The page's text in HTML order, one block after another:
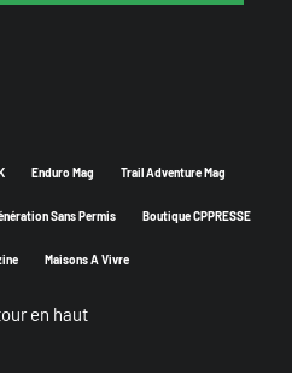
Enduro Mag Trail Adventure Mag
Sans Permis Boutique CPPRESSE
Maisons A Vivre
en haut